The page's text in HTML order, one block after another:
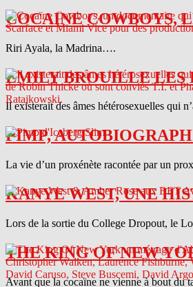
COCAINE COWBOYS,
Riri Ayala, la Madrina….
EMILY BROUILLE LES
Il existerait des âmes hétérosexuelles qui
PIMP,
La vie d’un proxénète racontée par un
KANYE WEST, UNE
Lors de la sortie du College Dropout, le
THE KING OF NEW
Avant que la cocaïne ne vienne à bout du